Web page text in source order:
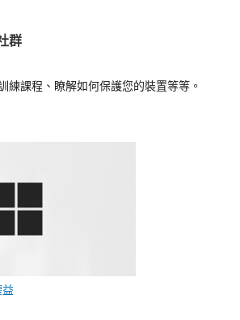
群
練課程、瞭解如何保護您的裝置等等。